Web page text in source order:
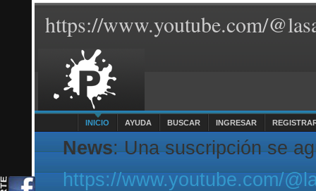
https://www.youtube.com/
INICIO AYUDA BUSCAR INGRESAR
News: Una suscripción se
https://www.youtube.com/